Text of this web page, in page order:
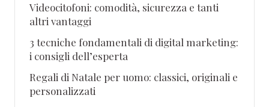
Videocitofoni: comodità, sicurezza e tanti
altri vantaggi
3 tecniche fondamentali di digital marketing:
i consigli dell’esperta
Regali di Natale per uomo: classici, originali e
personalizzati